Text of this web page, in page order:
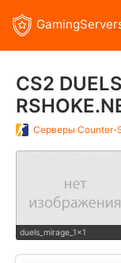
CS2
Серверы Counter-
duels_mirage_1x1